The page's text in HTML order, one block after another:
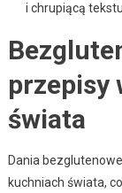
i chrupiącą
przepisy
świata
Dania
kuchniach świata,